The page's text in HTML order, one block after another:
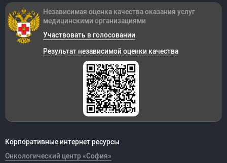
Корпоративные интернет ресурсы
Онкологический центр «София»
Независимая оценка качества оказания услуг
медицинскими организациями
Участвовать в голосовании
Результат независимой оценки качества